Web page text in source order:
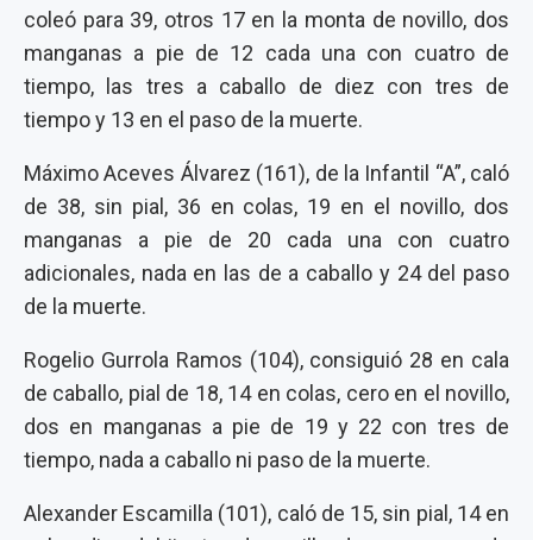
coleó para 39, otros 17 en la monta de novillo, dos
manganas a pie de 12 cada una con cuatro de
tiempo, las tres a caballo de diez con tres de
tiempo y 13 en el paso de la muerte.
Máximo Aceves Álvarez (161), de la Infantil “A”, caló
de 38, sin pial, 36 en colas, 19 en el novillo, dos
manganas a pie de 20 cada una con cuatro
adicionales, nada en las de a caballo y 24 del paso
de la muerte.
Rogelio Gurrola Ramos (104), consiguió 28 en cala
de caballo, pial de 18, 14 en colas, cero en el novillo,
dos en manganas a pie de 19 y 22 con tres de
tiempo, nada a caballo ni paso de la muerte.
Alexander Escamilla (101), caló de 15, sin pial, 14 en